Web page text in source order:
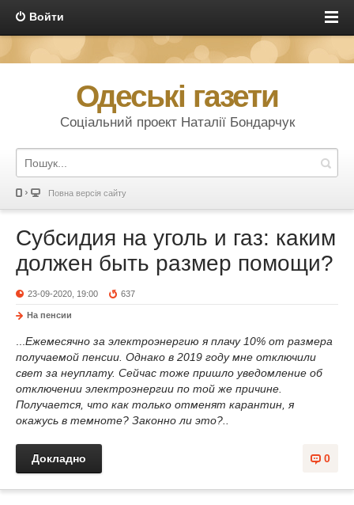
Войти
Одеські газети
Соціальний проект Наталії Бондарчук
Повна версія сайту
Субсидия на уголь и газ: каким
должен быть размер помощи?
23-09-2020, 19:00 637
На пенсии
Ежемесячно за электроэнергию я плачу 10% от размера
получаемой пенсии. Однако в 2019 году мне отключили
свет за неуплату. Сейчас тоже пришло уведомление об
отключении электроэнергии по той же причине.
Получается, что как только отменят карантин, я
окажусь в темноте? Законно ли это?..
0
Докладно